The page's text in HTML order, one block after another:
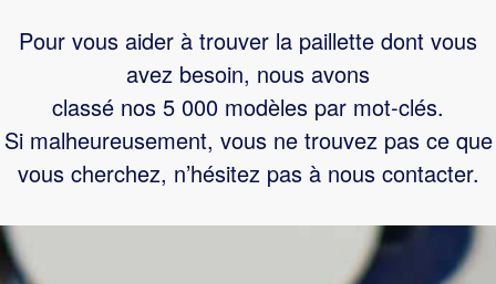
Pour vous aider à trouver la paillette dont vous
avez besoin, nous avons
classé nos 5 000 modèles par mot-clés.
Si malheureusement, vous ne trouvez pas ce que
vous cherchez, n’hésitez pas à nous contacter.